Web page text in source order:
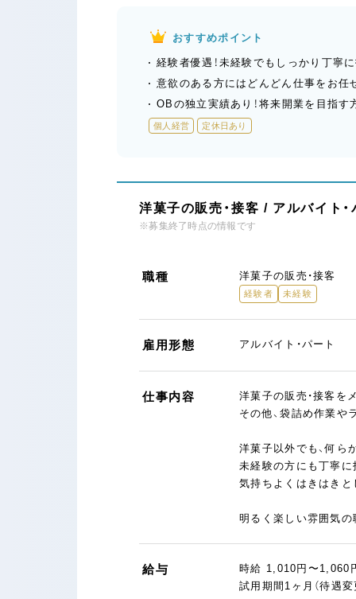
おすすめポイント
経験者優遇！未経験でもしっかり丁寧
意欲のある方にはどんどん仕事をお任
OBの独立実績あり！将来開業を目指す
個人経営 定休日あり
洋菓子の販売・接客 / アルバイト
※募集終了時点の情報です
職種 洋菓子の販売・接客
経験者 未経験
雇用形態 アルバイト・パート
仕事内容
洋菓子の販売・接客を
その他、袋詰め作業や
洋菓子以外でも、何ら
未経験の方にも丁寧に
気持ちよくはきはきと
明るく楽しい雰囲気の
給与
時給 1,010円〜1,060
試用期間1ヶ月（待遇変